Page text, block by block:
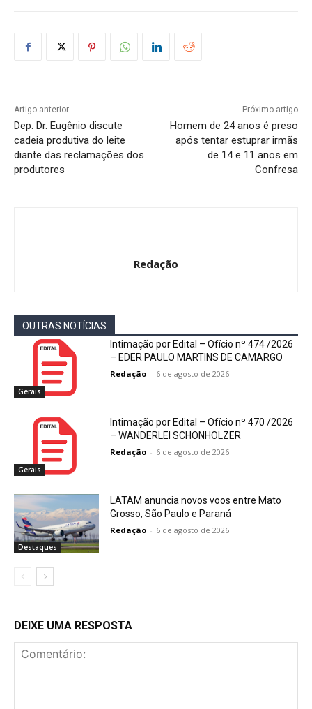
Artigo anterior
Dep. Dr. Eugênio discute
cadeia produtiva do leite
diante das reclamações dos
produtores
Próximo artigo
Homem de 24 anos é preso
após tentar estuprar irmãs
de 14 e 11 anos em
Confresa
Redação
OUTRAS NOTÍCIAS
Gerais
Intimação por Edital – Ofício nº 474 /2026
– EDER PAULO MARTINS DE CAMARGO
Redação - 6 de agosto de 2026
Gerais
Intimação por Edital – Ofício nº 470 /2026
– WANDERLEI SCHONHOLZER
Redação - 6 de agosto de 2026
Destaques
LATAM anuncia novos voos entre Mato
Grosso, São Paulo e Paraná
Redação - 6 de agosto de 2026
DEIXE UMA RESPOSTA